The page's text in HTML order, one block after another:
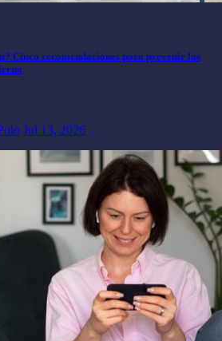
Cinco recomendaciones para prevenir las
Jul 13, 2026